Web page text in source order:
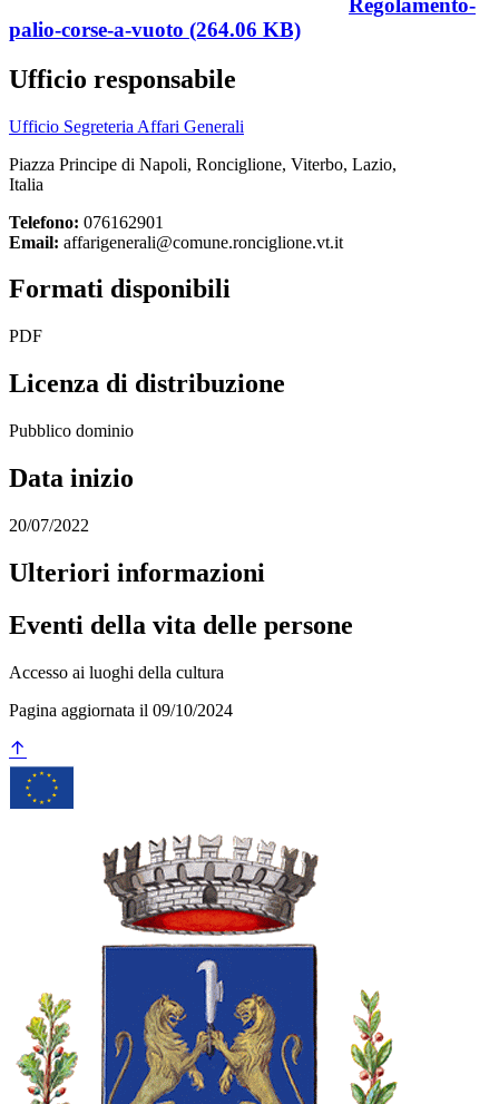
palio-corse-a-vuoto (264.06 KB)
Ufficio responsabile
Ufficio Segreteria Affari Generali
Piazza Principe di Napoli, Ronciglione, Viterbo, Lazio,
Italia
Telefono: 076162901
Email: affarigenerali@comune.ronciglione.vt.it
Formati disponibili
PDF
Licenza di distribuzione
Pubblico dominio
Data inizio
20/07/2022
Ulteriori informazioni
Eventi della vita delle persone
Accesso ai luoghi della cultura
Pagina aggiornata il 09/10/2024